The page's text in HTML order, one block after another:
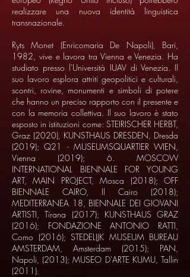
realizzare una nuova identità linguistica
transnazionale.
Ryts Monet (Enricomaria De Napoli), Bari,
1982, vive e lavora tra Vienna e Venezia. Ha
studiato presso l'Università IUAV di Venezia. Il
suo lavoro esplora attriti geopolitici e culturali,
scontri, rovine, monumenti e simboli di potere
che hanno un preciso rapporto con il presente e
con la memoria collettiva. Il suo lavoro è stato
esposto in istituzioni come: STEIRISCHER HERBT,
Graz (2020), KUNSTHAUS DRESDEN, Dresda
(2019); Q21 - MUSEUMSQUARTIER WIEN,
Vienna (2019); 6. MOSCOW
INTERNATIONAL BIENNALE FOR YOUNG
ART, MAIN PROJECT, Mosca (2018); OFF
BIENNALE CAIRO, Il Cairo (2018);
MEDITERRANEA 18, BIENNALE DEI GIOVANI
ARTISTI, Tirana (2017); KUNSTHAUS GRAZ
(2016); FONDAZIONE ANTONIO RATTI,
Como (2016); STEDELIJK MUSEUM BUREAU
AMSTERDAM, Amsterdam (2015); PAN,
Napoli, (2013); MUSEO D'ARTE KUMU, Tallin
(2011).